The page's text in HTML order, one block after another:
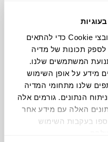
אנחנו משתמשים בקובצי Cookie כדי להתאים
לספק תכונות של מדיה
המשתמשים שלנו.
מידע על אופן השימוש
שלנו מתחומי המדיה
הנתונים. גורמים אלה
האלה עם מידע אחר
בעקבות השימוש
הדף ונסו שנית